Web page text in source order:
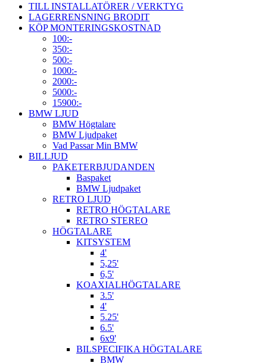
TILL INSTALLATÖRER / VERKTYG
LAGERRENSNING BRODIT
KÖP MONTERINGSKOSTNAD
100:-
350:-
500:-
1000:-
2000:-
5000:-
15900:-
BMW LJUD
BMW Högtalare
BMW Ljudpaket
Vad Passar Min BMW
BILLJUD
PAKETERBJUDANDEN
Baspaket
BMW Ljudpaket
RETRO LJUD
RETRO HÖGTALARE
RETRO STEREO
HÖGTALARE
KITSYSTEM
4'
5,25'
6,5'
KOAXIALHÖGTALARE
3.5'
4'
5.25'
6.5'
6x9'
BILSPECIFIKA HÖGTALARE
BMW